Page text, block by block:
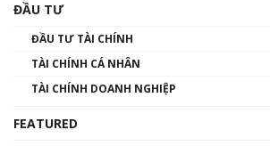
ĐẦU TƯ
ĐẦU TƯ TÀI CHÍNH
TÀI CHÍNH CÁ NHÂN
TÀI CHÍNH DOANH NGHIỆP
FEATURED